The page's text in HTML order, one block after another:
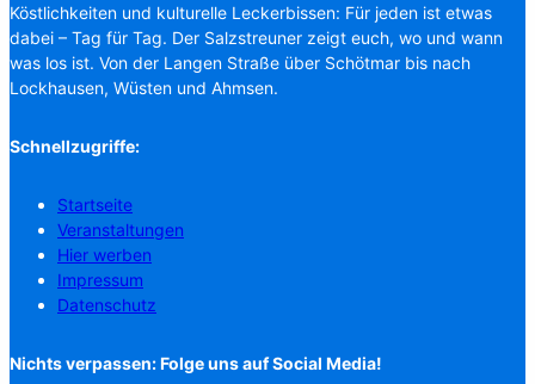
Köstlichkeiten und kulturelle Leckerbissen: Für jeden ist etwas
dabei – Tag für Tag. Der Salzstreuner zeigt euch, wo und wann
was los ist. Von der Langen Straße über Schötmar bis nach
Lockhausen, Wüsten und Ahmsen.
Schnellzugriffe:
Startseite
Veranstaltungen
Hier werben
Impressum
Datenschutz
Nichts verpassen: Folge uns auf Social Media!